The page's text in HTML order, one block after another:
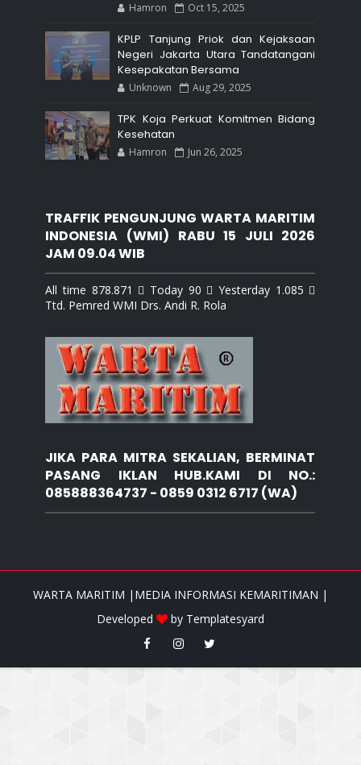
Hamron Oct 15, 2025
KPLP Tanjung Priok dan Kejaksaan
Negeri Jakarta Utara Tandatangani
Kesepakatan Bersama
Unknown Aug 29, 2025
TPK Koja Perkuat Komitmen Bidang
Kesehatan
Hamron Jun 26, 2025
TRAFFIK PENGUNJUNG WARTA MARITIM
INDONESIA (WMI) RABU 15 JULI 2026
JAM 09.04 WIB
All time 878.871  Today 90  Yesterday 1.085 
Ttd. Pemred WMI Drs. Andi R. Rola
JIKA PARA MITRA SEKALIAN, BERMINAT
PASANG IKLAN HUB.KAMI DI NO.:
085888364737 - 0859 0312 6717 (WA)
WARTA MARITIM |MEDIA INFORMASI KEMARITIMAN |
Developed
by Templatesyard